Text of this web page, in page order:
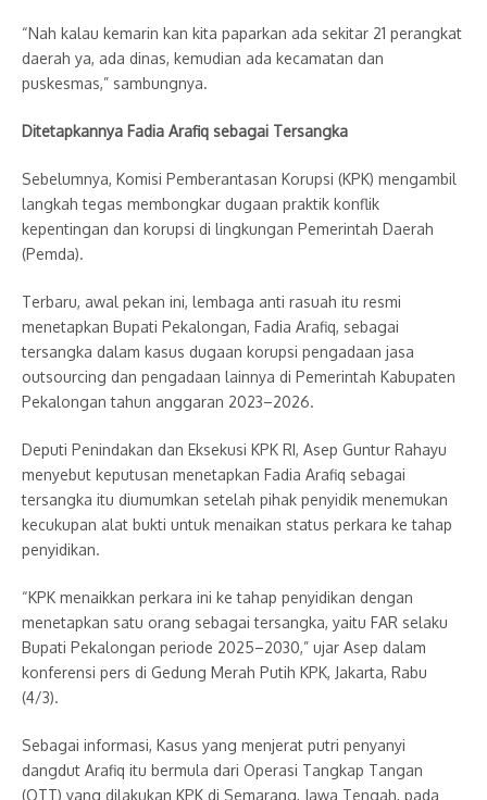
“Nah kalau kemarin kan kita paparkan ada sekitar 21 perangkat
daerah ya, ada dinas, kemudian ada kecamatan dan
puskesmas,” sambungnya.
Ditetapkannya Fadia Arafiq sebagai Tersangka
Sebelumnya, Komisi Pemberantasan Korupsi (KPK) mengambil
langkah tegas membongkar dugaan praktik konflik
kepentingan dan korupsi di lingkungan Pemerintah Daerah
(Pemda).
Terbaru, awal pekan ini, lembaga anti rasuah itu resmi
menetapkan Bupati Pekalongan, Fadia Arafiq, sebagai
tersangka dalam kasus dugaan korupsi pengadaan jasa
outsourcing dan pengadaan lainnya di Pemerintah Kabupaten
Pekalongan tahun anggaran 2023–2026.
Deputi Penindakan dan Eksekusi KPK RI, Asep Guntur Rahayu
menyebut keputusan menetapkan Fadia Arafiq sebagai
tersangka itu diumumkan setelah pihak penyidik menemukan
kecukupan alat bukti untuk menaikan status perkara ke tahap
penyidikan.
“KPK menaikkan perkara ini ke tahap penyidikan dengan
menetapkan satu orang sebagai tersangka, yaitu FAR selaku
Bupati Pekalongan periode 2025–2030,” ujar Asep dalam
konferensi pers di Gedung Merah Putih KPK, Jakarta, Rabu
(4/3).
Sebagai informasi, Kasus yang menjerat putri penyanyi
dangdut Arafiq itu bermula dari Operasi Tangkap Tangan
(OTT) yang dilakukan KPK di Semarang, Jawa Tengah, pada